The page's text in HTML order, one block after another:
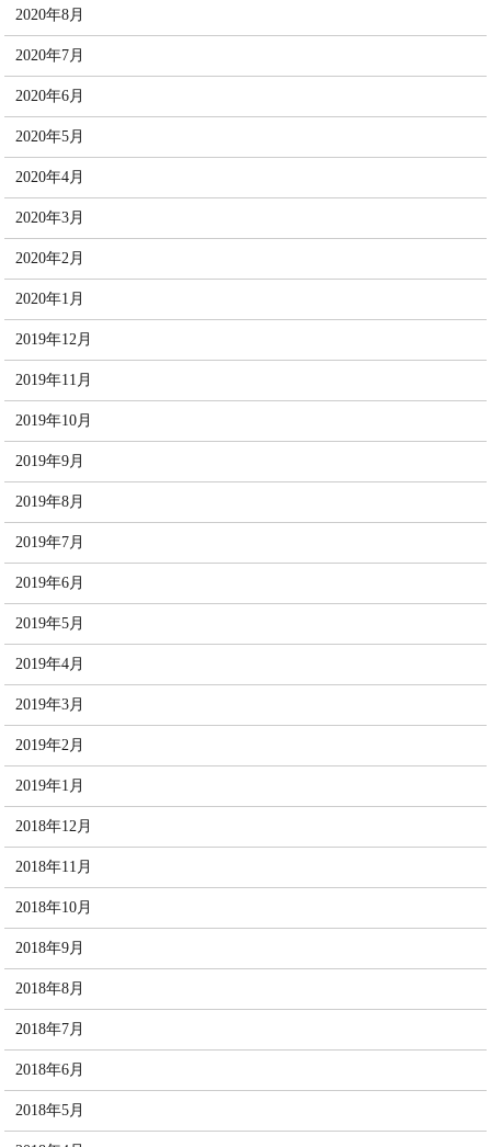
2020年8月
2020年7月
2020年6月
2020年5月
2020年4月
2020年3月
2020年2月
2020年1月
2019年12月
2019年11月
2019年10月
2019年9月
2019年8月
2019年7月
2019年6月
2019年5月
2019年4月
2019年3月
2019年2月
2019年1月
2018年12月
2018年11月
2018年10月
2018年9月
2018年8月
2018年7月
2018年6月
2018年5月